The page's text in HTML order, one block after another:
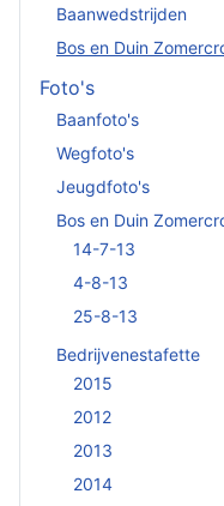
Baanwedstrijden
Bos en Duin
Foto's
Baanfoto's
Wegfoto's
Jeugdfoto's
Bos en Duin
14-7-13
4-8-13
25-8-13
Bedrijvenestafette
2015
2012
2013
2014